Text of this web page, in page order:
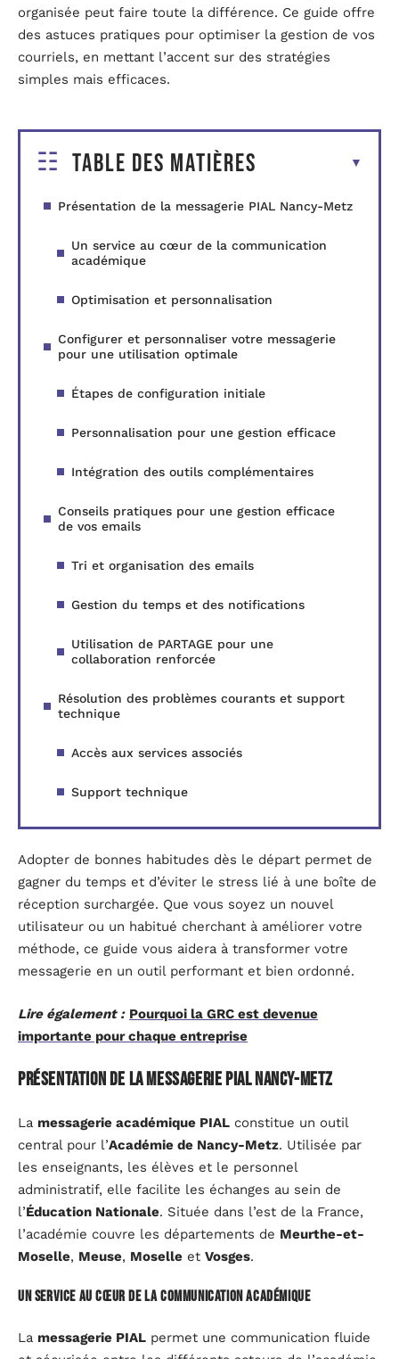
organisée peut faire toute la différence. Ce guide offre
des astuces pratiques pour optimiser la gestion de vos
courriels, en mettant l’accent sur des stratégies
simples mais efficaces.
Table des matières
Présentation de la messagerie PIAL Nancy-Metz
Un service au cœur de la communication
académique
Optimisation et personnalisation
Configurer et personnaliser votre messagerie
pour une utilisation optimale
Étapes de configuration initiale
Personnalisation pour une gestion efficace
Intégration des outils complémentaires
Conseils pratiques pour une gestion efficace
de vos emails
Tri et organisation des emails
Gestion du temps et des notifications
Utilisation de PARTAGE pour une
collaboration renforcée
Résolution des problèmes courants et support
technique
Accès aux services associés
Support technique
Adopter de bonnes habitudes dès le départ permet de
gagner du temps et d’éviter le stress lié à une boîte de
réception surchargée. Que vous soyez un nouvel
utilisateur ou un habitué cherchant à améliorer votre
méthode, ce guide vous aidera à transformer votre
messagerie en un outil performant et bien ordonné.
Lire également : Pourquoi la GRC est devenue
importante pour chaque entreprise
Présentation de la messagerie PIAL Nancy-Metz
La messagerie académique PIAL constitue un outil
central pour l’Académie de Nancy-Metz. Utilisée par
les enseignants, les élèves et le personnel
administratif, elle facilite les échanges au sein de
l’Éducation Nationale. Située dans l’est de la France,
l’académie couvre les départements de Meurthe-et-
Moselle, Meuse, Moselle et Vosges.
Un service au cœur de la communication académique
La messagerie PIAL permet une communication fluide